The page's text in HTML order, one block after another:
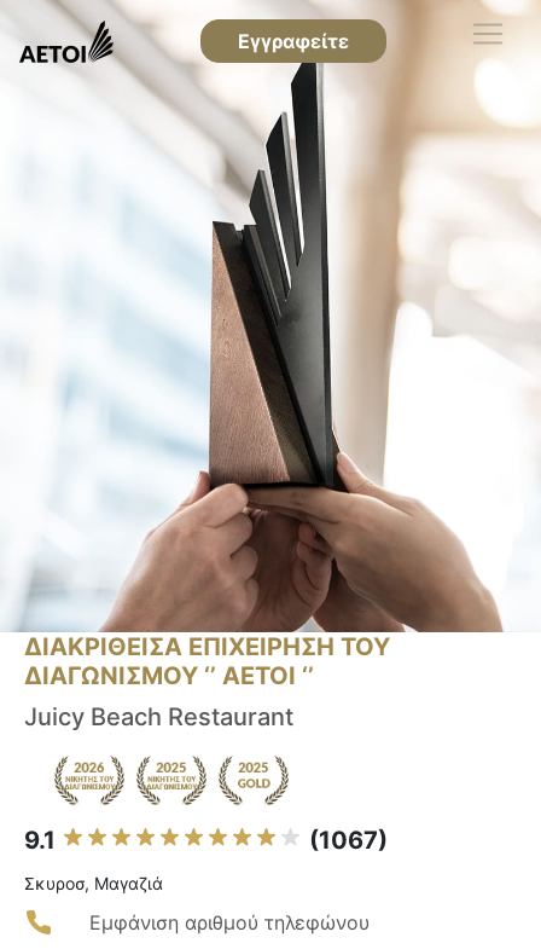
Εγγραφείτε
ΔΙΑΚΡΙΘΕΙΣΑ ΕΠΙΧΕΙΡΗΣΗ ΤΟΥ
ΔΙΑΓΩΝΙΣΜΟΥ ‘’ ΑΕΤΟΙ ‘’
Juicy Beach Restaurant
9.1 (1067)
Σκυροσ, Μαγαζιά
Εμφάνιση αριθμού τηλεφώνου